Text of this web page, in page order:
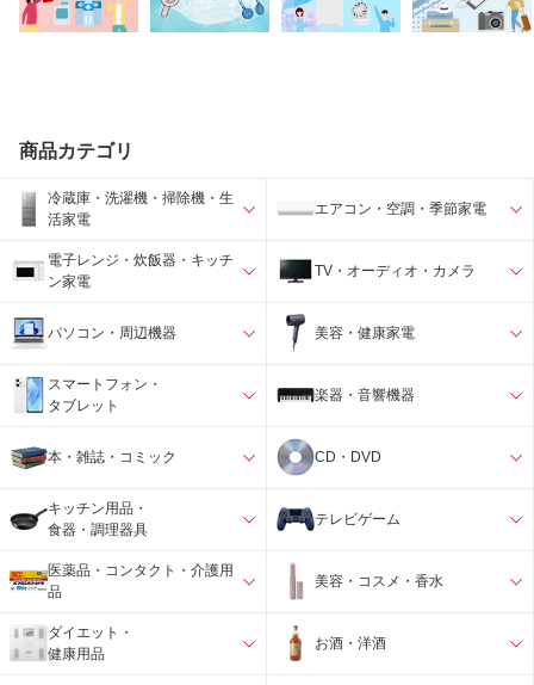
商品カテゴリ
冷蔵庫・洗濯機・掃除機・生
活家電
エアコン・空調・季節家電
電子レンジ・炊飯器・キッチ
ン家電
TV・オーディオ・カメラ
パソコン・周辺機器 美容・健康家電
スマートフォン・
タブレット
楽器・音響機器
本・雑誌・コミック CD・DVD
キッチン用品・
食器・調理器具
テレビゲーム
医薬品・コンタクト・介護用
品
美容・コスメ・香水
ダイエット・
健康用品
お酒・洋酒